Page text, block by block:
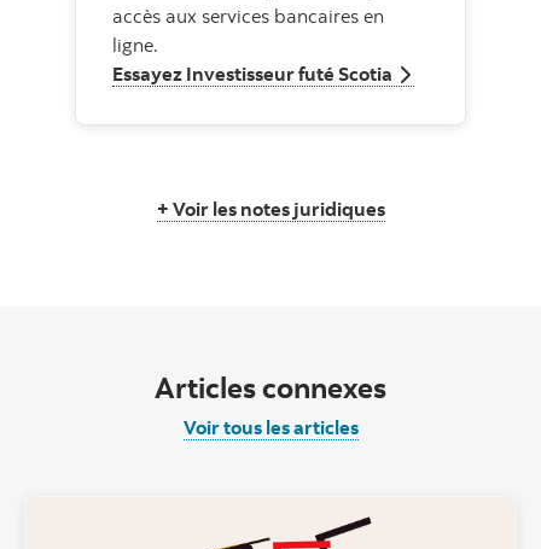
accès aux services bancaires en
ligne.
Essayez Investisseur futé Scotia
Voir les notes juridiques
Articles connexes
Voir tous les articles